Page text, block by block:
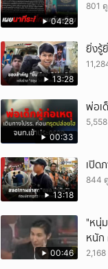
04:28
801 ดู
13:28
ยิ่งรู้
00:33
พ่อเ
13:18
เปิด
844 ดู
00:46
"หนุ่
หนัก
2,168